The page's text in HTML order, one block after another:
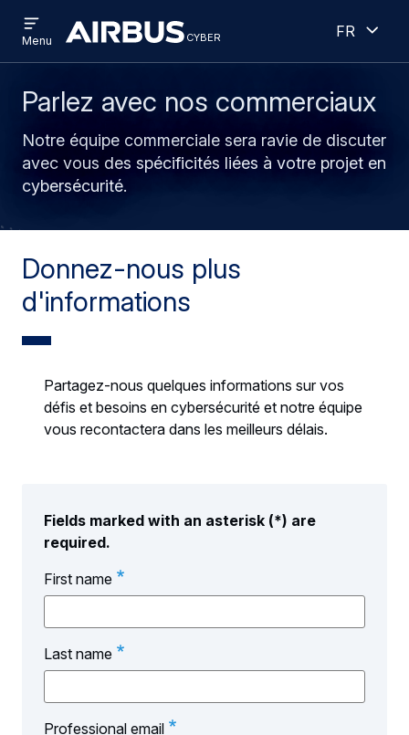
au
contenu
to
search
cyber cyber
menu
Menu
French
Parlez avec nos commerciaux
Notre équipe commerciale sera ravie de discuter
avec vous des spécificités liées à votre projet en
cybersécurité.
Donnez-nous plus
d'informations
Partagez-nous quelques informations sur vos
défis et besoins en cybersécurité et notre équipe
vous recontactera dans les meilleurs délais.
Fields marked with an asterisk (*) are
required.
First name
Last name
Professional email